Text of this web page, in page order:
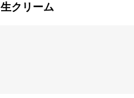
生クリーム